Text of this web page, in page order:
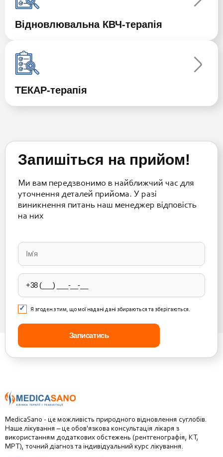
Відновлювальна КВЧ-терапія
ТЕКАР-терапія
Запишіться на прийом!
Ми вам передзвонимо в найближчий час для
уточнення деталей прийома. У разі
виникнення питань наш менеджер відповість
на них
leave
this
field
empty.
Я згоден з тим, що мої надані дані збираються та зберігаються.
MedicaSano - це можливість природного відновлення суглобів.
Наше лікування – це обов'язкова консультація лікаря з
використанням додаткових обстежень (рентгенографія, КТ,
МРТ), точний діагноз та індивідуальний курс лікування.